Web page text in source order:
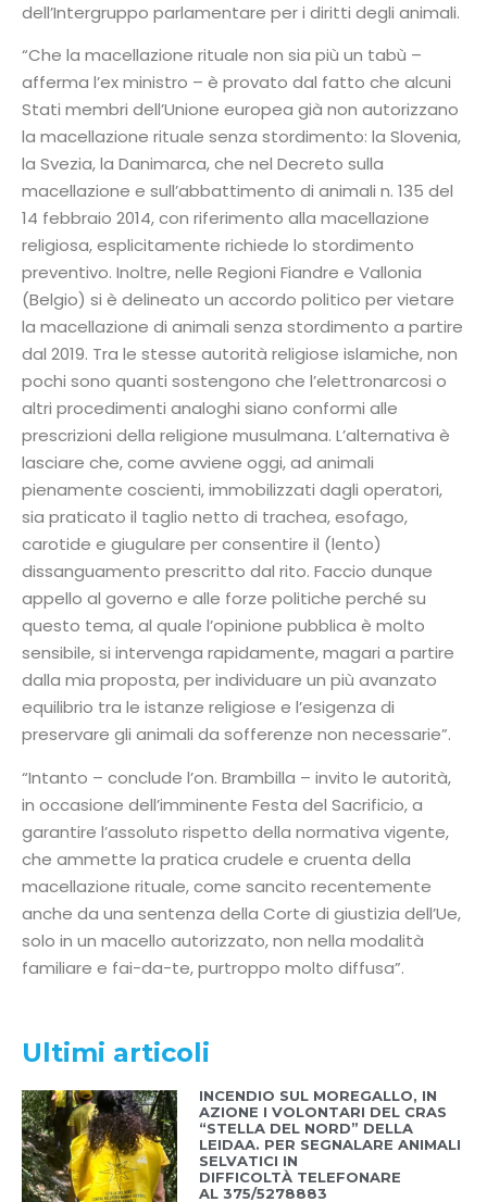
dell’Intergruppo parlamentare per i diritti degli animali.
“Che la macellazione rituale non sia più un tabù –
afferma l’ex ministro – è provato dal fatto che alcuni
Stati membri dell’Unione europea già non autorizzano
la macellazione rituale senza stordimento: la Slovenia,
la Svezia, la Danimarca, che nel Decreto sulla
macellazione e sull’abbattimento di animali n. 135 del
14 febbraio 2014, con riferimento alla macellazione
religiosa, esplicitamente richiede lo stordimento
preventivo. Inoltre, nelle Regioni Fiandre e Vallonia
(Belgio) si è delineato un accordo politico per vietare
la macellazione di animali senza stordimento a partire
dal 2019. Tra le stesse autorità religiose islamiche, non
pochi sono quanti sostengono che l’elettronarcosi o
altri procedimenti analoghi siano conformi alle
prescrizioni della religione musulmana. L’alternativa è
lasciare che, come avviene oggi, ad animali
pienamente coscienti, immobilizzati dagli operatori,
sia praticato il taglio netto di trachea, esofago,
carotide e giugulare per consentire il (lento)
dissanguamento prescritto dal rito. Faccio dunque
appello al governo e alle forze politiche perché su
questo tema, al quale l’opinione pubblica è molto
sensibile, si intervenga rapidamente, magari a partire
dalla mia proposta, per individuare un più avanzato
equilibrio tra le istanze religiose e l’esigenza di
preservare gli animali da sofferenze non necessarie”.
“Intanto – conclude l’on. Brambilla – invito le autorità,
in occasione dell’imminente Festa del Sacrificio, a
garantire l’assoluto rispetto della normativa vigente,
che ammette la pratica crudele e cruenta della
macellazione rituale, come sancito recentemente
anche da una sentenza della Corte di giustizia dell’Ue,
solo in un macello autorizzato, non nella modalità
familiare e fai-da-te, purtroppo molto diffusa”.
Ultimi articoli
INCENDIO SUL MOREGALLO, IN
AZIONE I VOLONTARI DEL CRAS
“STELLA DEL NORD” DELLA
LEIDAA. PER SEGNALARE ANIMALI
SELVATICI IN
DIFFICOLTÀ TELEFONARE
AL 375/5278883